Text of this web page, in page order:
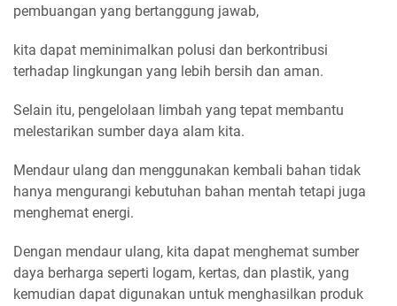
pembuangan yang bertanggung jawab,
kita dapat meminimalkan polusi dan berkontribusi
terhadap lingkungan yang lebih bersih dan aman.
Selain itu, pengelolaan limbah yang tepat membantu
melestarikan sumber daya alam kita.
Mendaur ulang dan menggunakan kembali bahan tidak
hanya mengurangi kebutuhan bahan mentah tetapi juga
menghemat energi.
Dengan mendaur ulang, kita dapat menghemat sumber
daya berharga seperti logam, kertas, dan plastik, yang
kemudian dapat digunakan untuk menghasilkan produk